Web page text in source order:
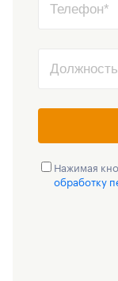
Нажимая
обработку